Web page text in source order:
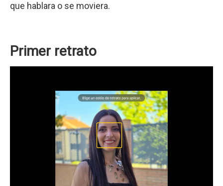
que hablara o se moviera.
Primer retrato